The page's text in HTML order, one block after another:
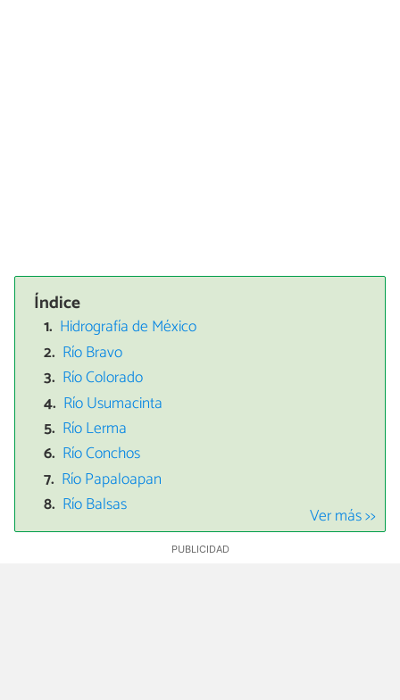
Índice
Hidrografía de México
Río Bravo
Río Colorado
Río Usumacinta
Río Lerma
Río Conchos
Río Papaloapan
Río Balsas
Ver más >>